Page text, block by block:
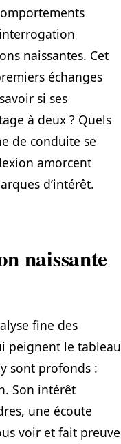
naissantes. Cet
échanges
si ses
à deux ? Quels
de conduite se
amorcent
d’intérêt.
naissante
fine des
peignent le tableau
sont profonds :
Son intérêt
une écoute
voir et fait preuve